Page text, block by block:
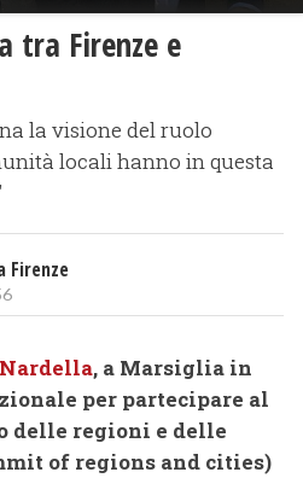
tra Firenze e
la visione del ruolo
locali hanno in questa
Firenze
, a Marsiglia in
per partecipare al
delle regioni e delle
of regions and cities)